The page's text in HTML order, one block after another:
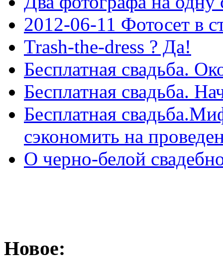
2012-06-11 Фотосет в
Trash-the-dress ? Да!
Бесплатная свадьба.
Бесплатная свадьба.
Бесплатная
сэкономить на
О черно-белой
Новое: